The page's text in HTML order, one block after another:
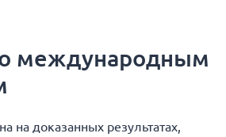
международным
на доказанных результатах,